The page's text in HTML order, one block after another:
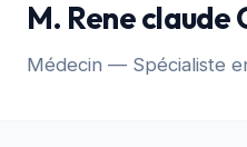
M. Rene claude
Médecin — Spécialiste